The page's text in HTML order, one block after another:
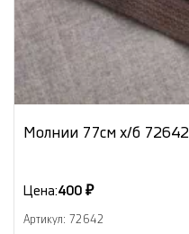
Молнии 77см х/б 72642
Цена:400 ₽
Артикул: 72642